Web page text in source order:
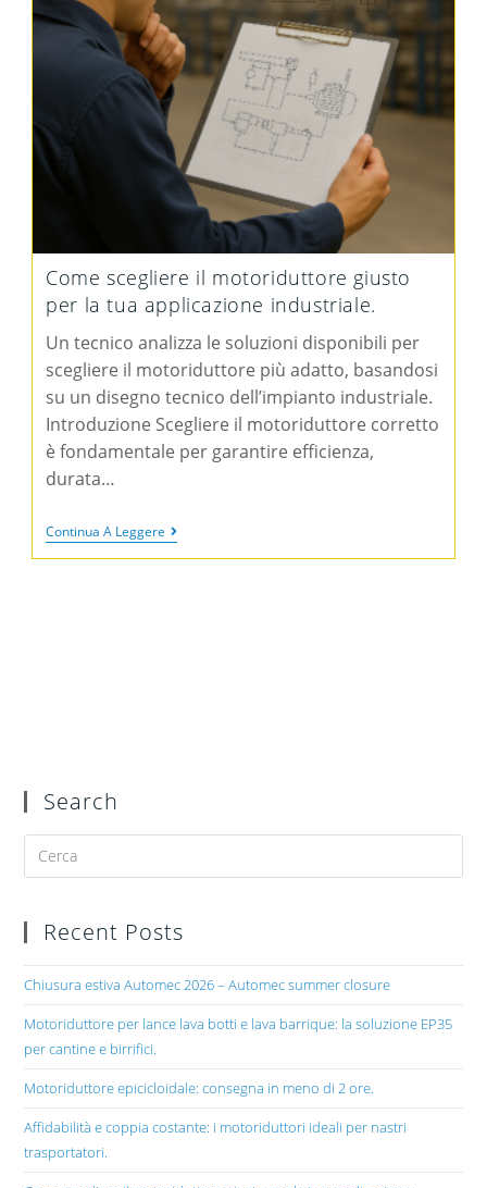
Come scegliere il motoriduttore giusto
per la tua applicazione industriale.
Un tecnico analizza le soluzioni disponibili per
scegliere il motoriduttore più adatto, basandosi
su un disegno tecnico dell’impianto industriale.
Introduzione Scegliere il motoriduttore corretto
è fondamentale per garantire efficienza,
durata…
Continua A Leggere
Search
Recent Posts
Chiusura estiva Automec 2026 – Automec summer closure
Motoriduttore per lance lava botti e lava barrique: la soluzione EP35
per cantine e birrifici.
Motoriduttore epicicloidale: consegna in meno di 2 ore.
Affidabilità e coppia costante: i motoriduttori ideali per nastri
trasportatori.